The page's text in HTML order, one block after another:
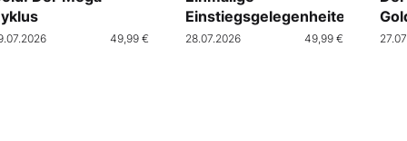
49,99 €
Einstiegsgelegenheiten
28.07.2026 49,99 €